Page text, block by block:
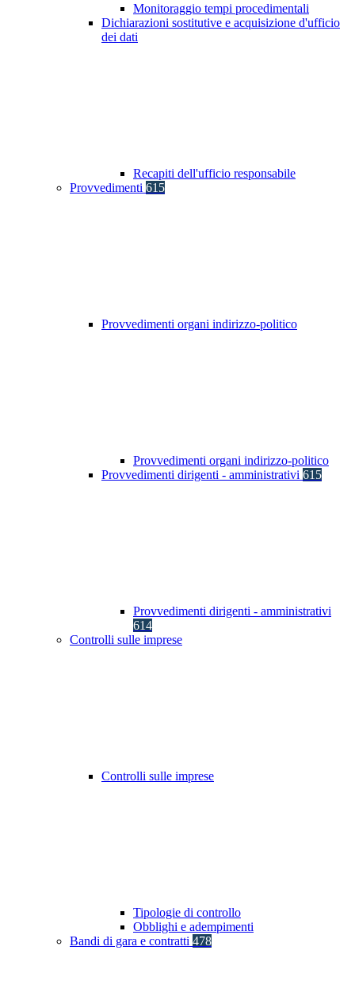
Monitoraggio tempi procedimentali
Dichiarazioni sostitutive e acquisizione d'ufficio
dei dati
Recapiti dell'ufficio responsabile
Provvedimenti 615
Provvedimenti organi indirizzo-politico
Provvedimenti organi indirizzo-politico
Provvedimenti dirigenti - amministrativi 615
Provvedimenti dirigenti - amministrativi
614
Controlli sulle imprese
Controlli sulle imprese
Tipologie di controllo
Obblighi e adempimenti
Bandi di gara e contratti 478